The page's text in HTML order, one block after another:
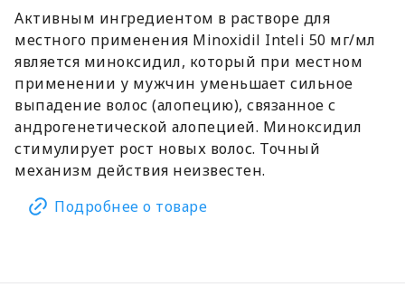
Активным ингредиентом в растворе для
местного применения Minoxidil Inteli 50 мг/мл
является миноксидил, который при местном
применении у мужчин уменьшает сильное
выпадение волос (алопецию), связанное с
андрогенетической алопецией. Миноксидил
стимулирует рост новых волос. Точный
механизм действия неизвестен.
Подробнее о товаре